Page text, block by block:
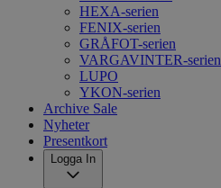
HEXA-serien
FENIX-serien
GRÅFOT-serien
VARGAVINTER-serien
LUPO
YKON-serien
Archive Sale
Nyheter
Presentkort
Logga In